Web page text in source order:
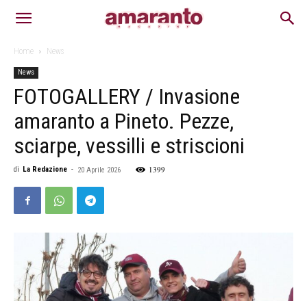
Home News
News
FOTOGALLERY / Invasione
amaranto a Pineto. Pezze,
sciarpe, vessilli e striscioni
di La Redazione - 20 Aprile 2026 1399